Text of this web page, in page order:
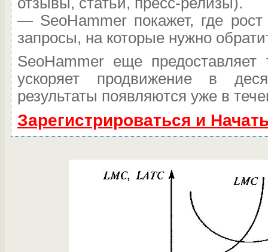
— SeoHammer покажет, где
запросы, на которые нужно
SeoHammer еще предоставляет
ускоряет продвижение в
результаты появляются уже в
Зарегистрироваться и